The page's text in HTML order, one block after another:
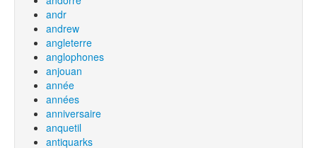
andr
andrew
angleterre
anglophones
anjouan
année
années
anniversaire
anquetil
antiquarks